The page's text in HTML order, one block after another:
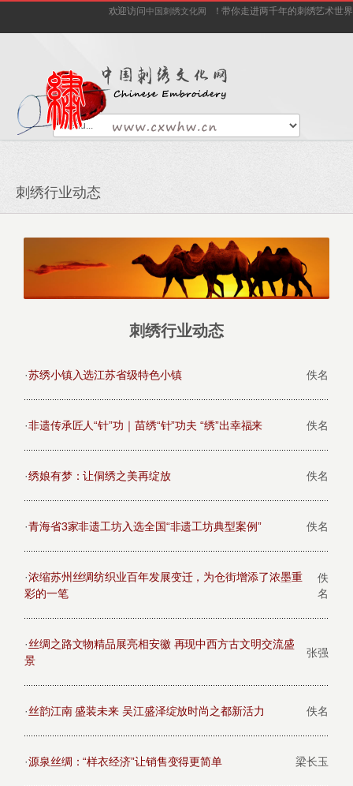
欢迎访问中国刺绣文化网 ！带你走进两千年的刺绣艺术世界
刺绣行业动态
刺绣行业动态
·苏绣小镇入选江苏省级特色小镇 佚名
·非遗传承匠人“针”功｜苗绣“针”功夫 “绣”出幸福来 佚名
·绣娘有梦：让侗绣之美再绽放 佚名
·青海省3家非遗工坊入选全国“非遗工坊典型案例” 佚名
·浓缩苏州丝绸纺织业百年发展变迁，为仓街增添了浓墨重
彩的一笔
佚
名
·丝绸之路文物精品展亮相安徽 再现中西方古文明交流盛
景
张强
·丝韵江南 盛装未来 吴江盛泽绽放时尚之都新活力 佚名
·源泉丝绸：“样衣经济”让销售变得更简单 梁长玉